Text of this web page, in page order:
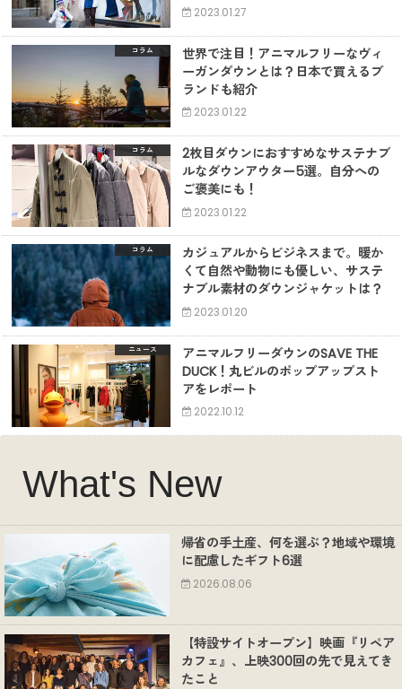
2023.01.27
コラム
世界で注目！アニマルフリーなヴィ
ーガンダウンとは？日本で買えるブ
ランドも紹介
2023.01.22
コラム
2枚目ダウンにおすすめなサステナブ
ルなダウンアウター5選。自分への
ご褒美にも！
2023.01.22
コラム
カジュアルからビジネスまで。暖か
くて自然や動物にも優しい、サステ
ナブル素材のダウンジャケットは？
2023.01.20
ニュース
アニマルフリーダウンのSAVE THE
DUCK！丸ビルのポップアップスト
アをレポート
2022.10.12
What's New
帰省の手土産、何を選ぶ？地域や環境
に配慮したギフト6選
2026.08.06
【特設サイトオープン】映画『リペア
カフェ』、上映300回の先で見えてき
たこと